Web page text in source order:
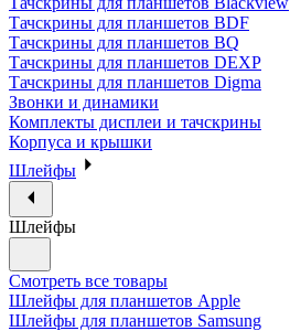
Тачскрины для планшетов BDF
Тачскрины для планшетов BQ
Тачскрины для планшетов DEXP
Тачскрины для планшетов Digma
Звонки и динамики
Комплекты дисплеи и тачскрины
Корпуса и крышки
Шлейфы
Шлейфы
Смотреть все товары
Шлейфы для планшетов Apple
Шлейфы для планшетов Samsung